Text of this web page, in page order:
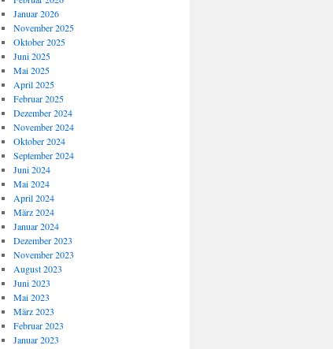
Januar 2026
November 2025
Oktober 2025
Juni 2025
Mai 2025
April 2025
Februar 2025
Dezember 2024
November 2024
Oktober 2024
September 2024
Juni 2024
Mai 2024
April 2024
März 2024
Januar 2024
Dezember 2023
November 2023
August 2023
Juni 2023
Mai 2023
März 2023
Februar 2023
Januar 2023